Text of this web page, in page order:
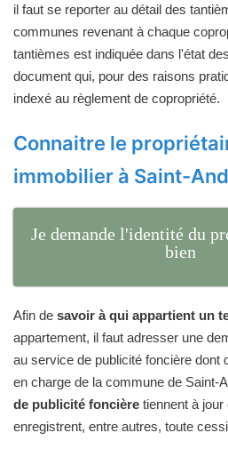
il faut se reporter au détail des
communes revenant à chaque
tantièmes est indiquée dans l'état
document qui, pour des raisons
indexé au règlement de copropriété.
Connaitre le
immobilier à Saint-
Je demande l'identité du
bien
Afin de savoir à qui appartient un
appartement, il faut adresser une
au service de publicité foncière dont
en charge de la commune de Saint-
de publicité foncière tiennent à
enregistrent, entre autres, toute